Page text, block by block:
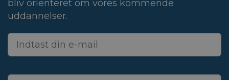
bliv orienteret om vores kommende
uddannelser.